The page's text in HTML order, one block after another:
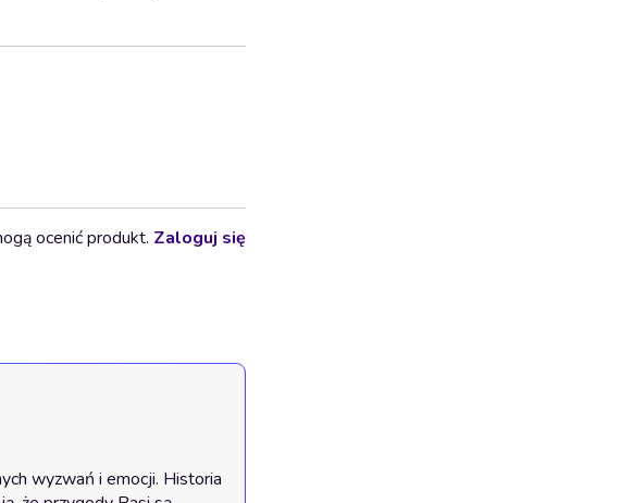
ocenić produkt. Zaloguj się
wyzwań i emocji. Historia